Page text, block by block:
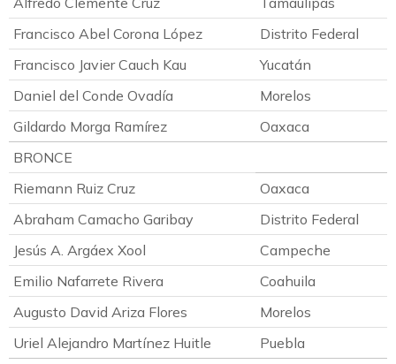
Francisco Abel Corona López
Distrito Federal
Francisco Javier Cauch Kau
Yucatán
Daniel del Conde Ovadía
Morelos
Gildardo Morga Ramírez
Oaxaca
BRONCE
Riemann Ruiz Cruz
Oaxaca
Abraham Camacho Garibay
Distrito Federal
Jesús A. Argáex Xool
Campeche
Emilio Nafarrete Rivera
Coahuila
Augusto David Ariza Flores
Morelos
Uriel Alejandro Martínez Huitle
Puebla